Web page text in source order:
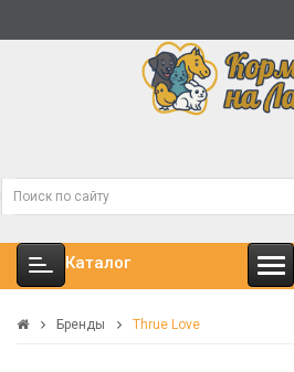
Каталог
Бренды Thrue Love